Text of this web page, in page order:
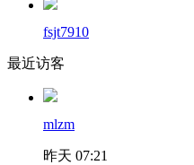
fsjt7910
最近访客
mlzm
昨天 07:21